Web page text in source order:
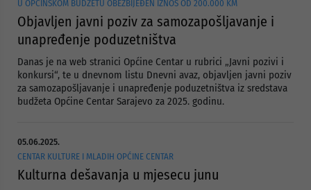
U OPĆINSKOM BUDŽETU OBEZBIJEĐEN IZNOS OD 200.000 KM
Objavljen javni poziv za samozapošljavanje i
unapređenje poduzetništva
Danas je na web stranici Općine Centar u rubrici „Javni pozivi i
konkursi“, te u dnevnom listu Dnevni avaz, objavljen javni poziv
za samozapošljavanje i unapređenje poduzetništva iz sredstava
budžeta Općine Centar Sarajevo za 2025. godinu.
05.06.2025.
CENTAR KULTURE I MLADIH OPĆINE CENTAR
Kulturna dešavanja u mjesecu junu